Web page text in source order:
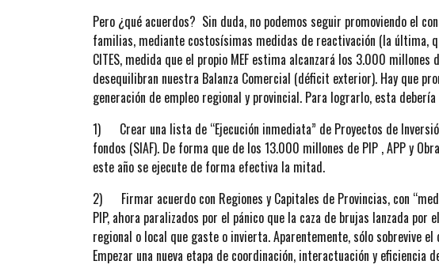
Pero ¿qué acuerdos? Sin duda, no podemos seguir promoviendo el
familias, mediante costosísimas medidas de reactivación (la última,
CITES, medida que el propio MEF estima alcanzará los 3.000
desequilibran nuestra Balanza Comercial (déficit exterior). Hay que
generación de empleo regional y provincial. Para lograrlo, esta
1) Crear una lista de “Ejecución inmediata” de Proyectos de
fondos (SIAF). De forma que de los 13.000 millones de PIP , APP y
este año se ejecute de forma efectiva la mitad.
2) Firmar acuerdo con Regiones y Capitales de Provincias, con
PIP, ahora paralizados por el pánico que la caza de brujas lanzada
regional o local que gaste o invierta. Aparentemente, sólo sobrevive
Empezar una nueva etapa de coordinación, interactuación y eficiencia